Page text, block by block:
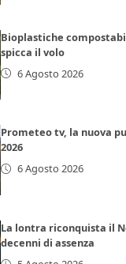
Bioplastiche
spicca il volo
6 Agosto 2026
Prometeo tv, la nuova
2026
6 Agosto 2026
La lontra riconquista il
decenni di assenza